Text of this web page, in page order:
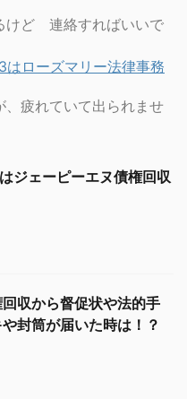
けど 連絡すればいいで
ローズマリー法律事務
、疲れていて出られませ
ェーピーエヌ債権回収
収から督促状や法的手
封筒が届いた時は！？